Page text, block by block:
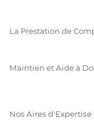
La Prestation de
Maintien et Aide à
Nos Aires d'Expertise